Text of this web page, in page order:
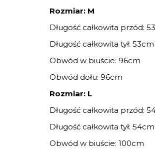
Rozmiar: M
Długość całkowita przód:
Długość całkowita tył: 53cm
Obwód w biuście: 96cm
Obwód dołu: 96cm
Rozmiar: L
Długość całkowita przód:
Długość całkowita tył: 54cm
Obwód w biuście: 100cm